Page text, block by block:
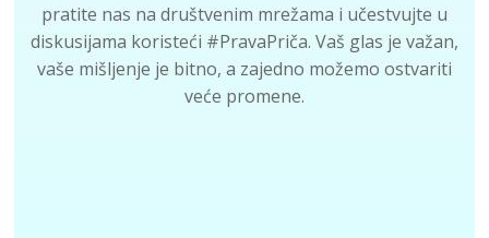
pratite nas na društvenim mrežama i učestvujte u
diskusijama koristeći #PravaPriča. Vaš glas je važan,
vaše mišljenje je bitno, a zajedno možemo ostvariti
veće promene.